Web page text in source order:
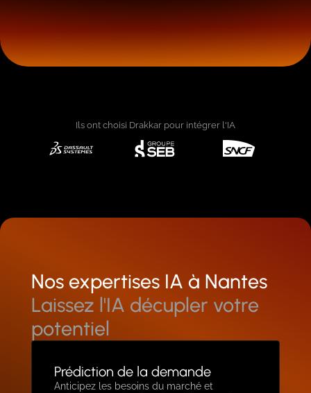
Ils ont choisi Drakkar pour intégrer l'IA
Nos expertises IA à Nantes
Laissez l'IA décupler votre
potentiel
Prédiction de la demande
Anticipez les besoins du marché et